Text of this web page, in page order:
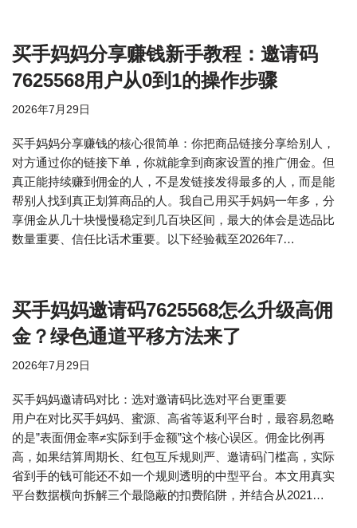
买手妈妈分享赚钱新手教程：邀请码
7625568用户从0到1的操作步骤
2026年7月29日
买手妈妈分享赚钱的核心很简单：你把商品链接分享给别人，
对方通过你的链接下单，你就能拿到商家设置的推广佣金。但
真正能持续赚到佣金的人，不是发链接发得最多的人，而是能
帮别人找到真正划算商品的人。我自己用买手妈妈一年多，分
享佣金从几十块慢慢稳定到几百块区间，最大的体会是选品比
数量重要、信任比话术重要。以下经验截至2026年7…
买手妈妈邀请码7625568怎么升级高佣
金？绿色通道平移方法来了
2026年7月29日
买手妈妈邀请码对比：选对邀请码比选对平台更重要
用户在对比买手妈妈、蜜源、高省等返利平台时，最容易忽略
的是”表面佣金率≠实际到手金额”这个核心误区。佣金比例再
高，如果结算周期长、红包互斥规则严、邀请码门槛高，实际
省到手的钱可能还不如一个规则透明的中型平台。本文用真实
平台数据横向拆解三个最隐蔽的扣费陷阱，并结合从2021…